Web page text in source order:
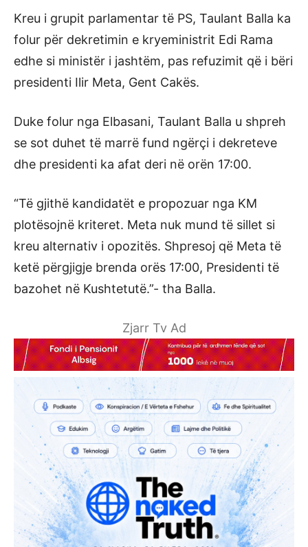
Kreu i grupit parlamentar të PS, Taulant Balla ka
folur për dekretimin e kryeministrit Edi Rama
edhe si ministër i jashtëm, pas refuzimit që i bëri
presidenti Ilir Meta, Gent Cakës.
Duke folur nga Elbasani, Taulant Balla u shpreh
se sot duhet të marrë fund ngërçi i dekreteve
dhe presidenti ka afat deri në orën 17:00.
“Të gjithë kandidatët e propozuar nga KM
plotësojnë kriteret. Meta nuk mund të sillet si
kreu alternativ i opozitës. Shpresoj që Meta të
ketë përgjigje brenda orës 17:00, Presidenti të
bazohet në Kushtetutë.”- tha Balla.
Zjarr Tv Ad